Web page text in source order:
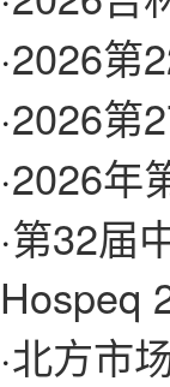
·2026第
·2026第
·2026年
·第32届
Hospeq
·北方市